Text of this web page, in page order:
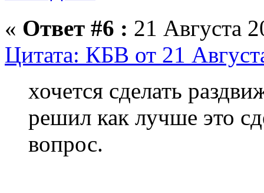
« Ответ #6 : 21 Августа
Цитата: КБВ от 21
хочется сделать
решил как лучше это
вопрос.